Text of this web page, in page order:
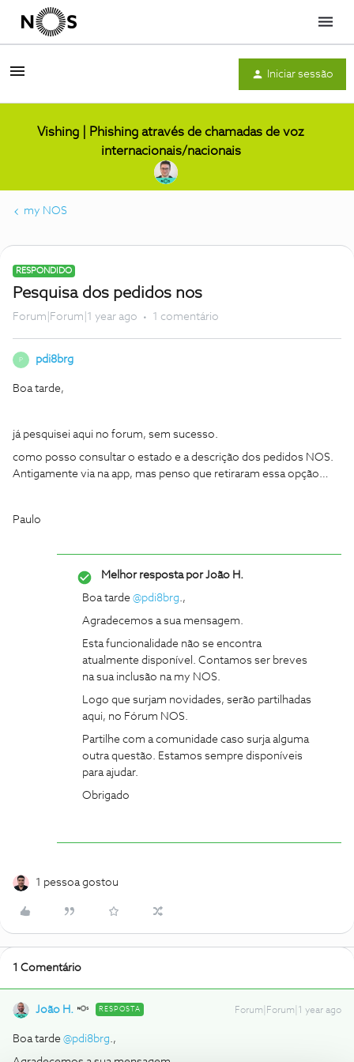
Menu
Iniciar sessão
Vishing | Phishing através de chamadas de voz
internacionais/nacionais
my NOS
RESPONDIDO
Pesquisa dos pedidos nos
Forum|Forum|1 year ago 1 comentário
P pdi8brg
Boa tarde,
já pesquisei aqui no forum, sem sucesso.
como posso consultar o estado e a descrição dos pedidos NOS.
Antigamente via na app, mas penso que retiraram essa opção…
Paulo
Melhor resposta porJoão H.
Boa tarde ​ @pdi8brg.,
Agradecemos a sua mensagem.
Esta funcionalidade não se encontra
atualmente disponível. Contamos ser breves
na sua inclusão na my NOS.
Logo que surjam novidades, serão partilhadas
aqui, no Fórum NOS.
Partilhe com a comunidade caso surja alguma
outra questão. Estamos sempre disponíveis
para ajudar.
Obrigado
1 pessoa gostou
1 Comentário
João H. RESPOSTA Forum|Forum|1 year ago
Boa tarde ​ @pdi8brg.,